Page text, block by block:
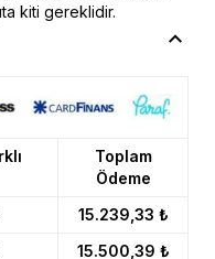
kiti gereklidir.
Toplam
Ödeme
15.239,33 ₺
15.500,39 ₺